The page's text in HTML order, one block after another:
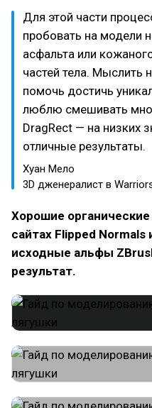
Для этой части
пробовать на модели
асфальта или
частей тела. Мыслить
помочь достичь
люблю смешивать
DragRect — на низких
отличные результаты.
Хуан Мело
3D дженералист в
Хорошие
сайтах Flipped
исходные альфы
результат.